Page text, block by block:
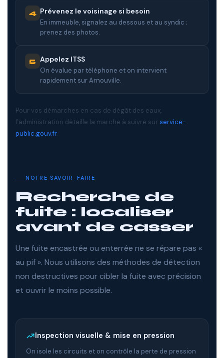
4 Prévenez le voisinage si besoin
En immeuble, signalez au dessous et au syndic ;
prenez des photos.
5 Appelez ITSS
On évalue par téléphone et on intervient
rapidement sur Arnouville.
Pour vos démarches en cas de dégât des eaux,
l’administration détaille la marche à suivre sur service-
public.gouv.fr.
NOTRE SAVOIR-FAIRE
Recherche de
fuite : localiser
avant de casser
Une fuite encastrée ou enterrée ne se répare pas «
au pif ». Nous utilisons des méthodes de détection
non destructives pour cibler la fuite avec précision
et ouvrir le moins possible.
Inspection visuelle & mise en pression
On isole les circuits et on contrôle la perte de pression